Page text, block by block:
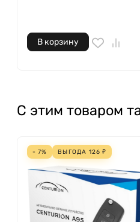
В корзину
С этим товаром
- 7% ВЫГОДА 126 ₽